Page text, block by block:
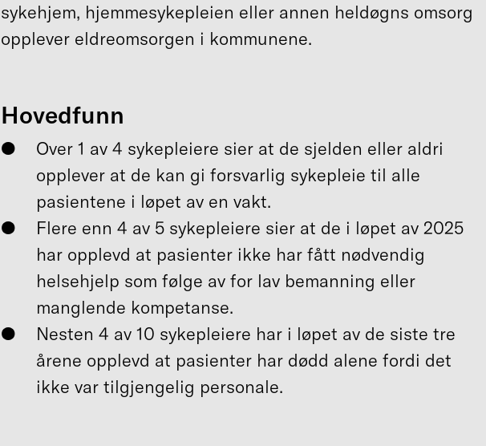
sykehjem, hjemmesykepleien eller annen heldøgns omsorg
opplever eldreomsorgen i kommunene.
Hovedfunn
Over 1 av 4 sykepleiere sier at de sjelden eller aldri
opplever at de kan gi forsvarlig sykepleie til alle
pasientene i løpet av en vakt.
Flere enn 4 av 5 sykepleiere sier at de i løpet av 2025
har opplevd at pasienter ikke har fått nødvendig
helsehjelp som følge av for lav bemanning eller
manglende kompetanse.
Nesten 4 av 10 sykepleiere har i løpet av de siste tre
årene opplevd at pasienter har dødd alene fordi det
ikke var tilgjengelig personale.